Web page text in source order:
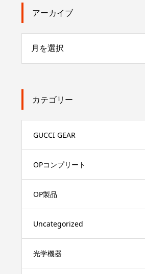
アーカイブ
カテゴリー
GUCCI GEAR
OPコンプリート
OP製品
Uncategorized
光学機器